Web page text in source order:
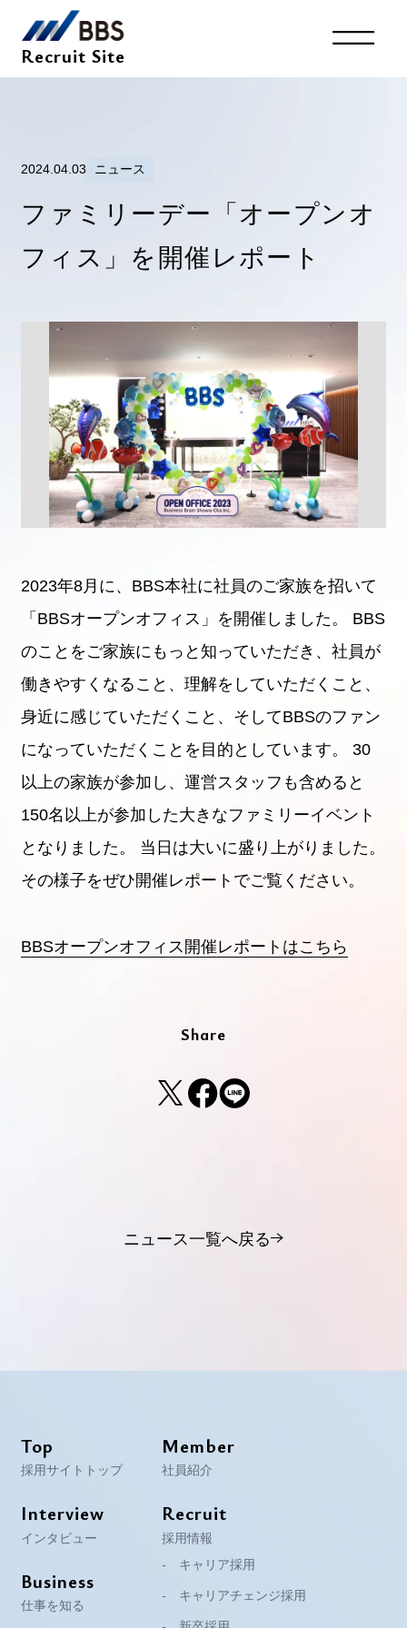
Recruit Site
採用サイトトップ
Interview
仕事を知る
Company
会社を知る
Member
採用情報
Entry
新卒採用2027年卒
インターンシップ
2024.04.03 ニュース
ファミリーデー「オープンオ
フィス」を開催レポート
2023年8月に、BBS本社に社員のご家族を招いて
「BBSオープンオフィス」を開催しました。
BBS
のことをご家族にもっと知っていただき、社員が
働きやすくなること、理解をしていただくこと、
身近に感じていただくこと、そしてBBSのファン
になっていただくことを目的としています。
30
以上の家族が参加し、運営スタッフも含めると
150名以上が参加した大きなファミリーイベント
となりました。
当日は大いに盛り上がりました。
その様子をぜひ開催レポートでご覧ください。
BBSオープンオフィス開催レポートはこちら
Share
ニュース一覧へ戻る
Top
採用サイトトップ
Interview
インタビュー
Business
仕事を知る
Member
社員紹介
Recruit
採用情報
キャリア採用
キャリアチェンジ採用